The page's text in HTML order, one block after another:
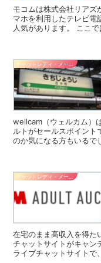
モコムは株式会社リアズ
マホを利用したテレビ電
人気があります。 ここ
wellcam（ウェルカム）
ルトがセールスポイント
のか気になる方もいるで
チャットレディ・メールレディ系バイト
在宅のまま高収入を得た
チャットサイトがキャン
ライブチャットサイトで